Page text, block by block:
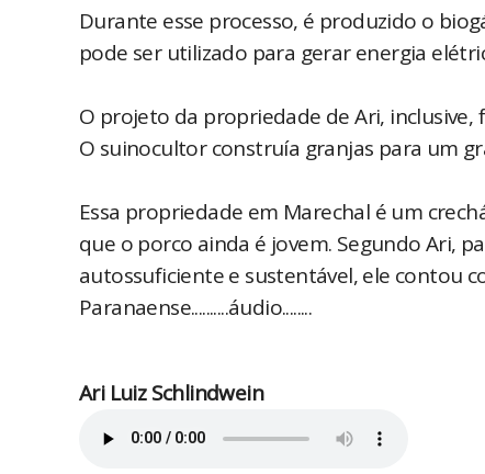
Durante esse processo, é produzido o
pode ser utilizado para gerar energia
O projeto da propriedade de Ari, inclusive,
O suinocultor construía granjas para um
Essa propriedade em Marechal é um
que o porco ainda é jovem. Segundo Ari,
autossuficiente e sustentável, ele contou
Paranaense..........áudio........
Ari Luiz Schlindwein